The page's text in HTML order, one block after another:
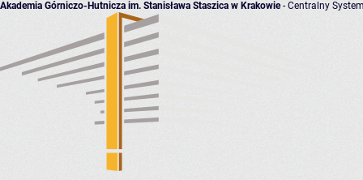
Akademia Górniczo-Hutnicza im. Stanisława Staszica w Krakowie- Centralny